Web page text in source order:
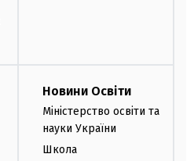
Новини Освіти
Міністерство освіти та
науки України
Школа